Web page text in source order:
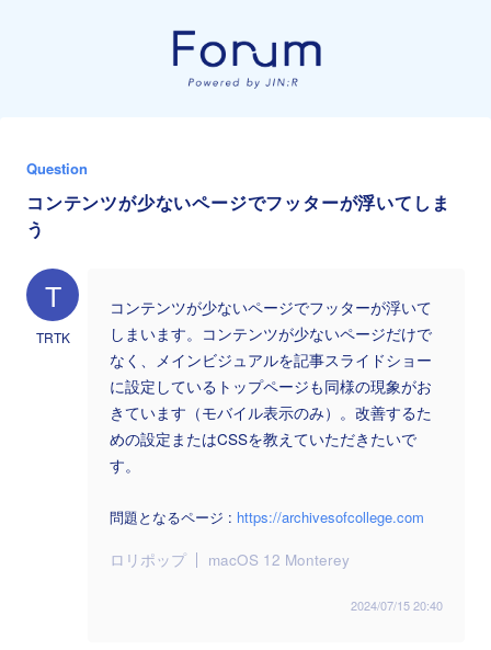
Question
コンテンツが少ないページでフッターが浮いてしま
う
T
TRTK
コンテンツが少ないページでフッターが浮いて
しまいます。コンテンツが少ないページだけで
なく、メインビジュアルを記事スライドショー
に設定しているトップページも同様の現象がお
きています（モバイル表示のみ）。改善するた
めの設定またはCSSを教えていただきたいで
す。
問題となるページ : https://archivesofcollege.com
ロリポップ macOS 12 Monterey
2024/07/15 20:40